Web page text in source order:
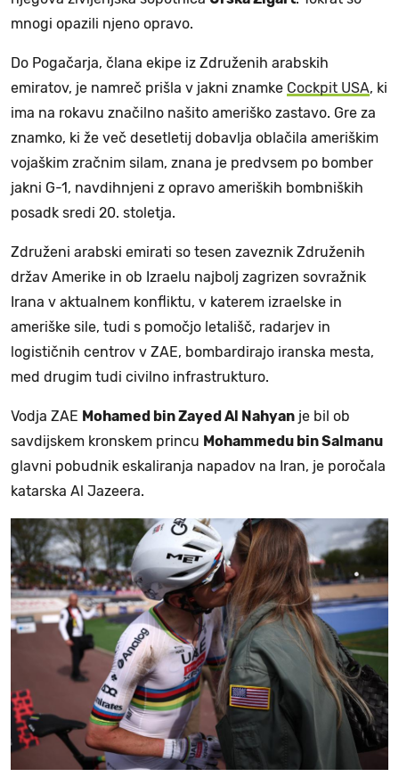
mnogi opazili njeno opravo.
Do Pogačarja, člana ekipe iz Združenih arabskih
emiratov, je namreč prišla v jakni znamke Cockpit USA, ki
ima na rokavu značilno našito ameriško zastavo. Gre za
znamko, ki že več desetletij dobavlja oblačila ameriškim
vojaškim zračnim silam, znana je predvsem po bomber
jakni G-1, navdihnjeni z opravo ameriških bombniških
posadk sredi 20. stoletja.
Združeni arabski emirati so tesen zaveznik Združenih
držav Amerike in ob Izraelu najbolj zagrizen sovražnik
Irana v aktualnem konfliktu, v katerem izraelske in
ameriške sile, tudi s pomočjo letališč, radarjev in
logističnih centrov v ZAE, bombardirajo iranska mesta,
med drugim tudi civilno infrastrukturo.
Vodja ZAE Mohamed bin Zayed Al Nahyan je bil ob
savdijskem kronskem princu Mohammedu bin Salmanu
glavni pobudnik eskaliranja napadov na Iran, je poročala
katarska Al Jazeera.